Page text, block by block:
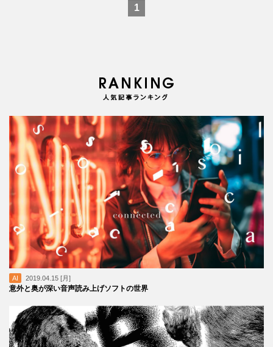
1
AI 2019.04.15 [月]
意外と奥が深い音声読み上げソフトの世界